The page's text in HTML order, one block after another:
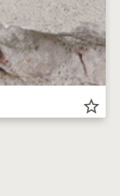
star_border